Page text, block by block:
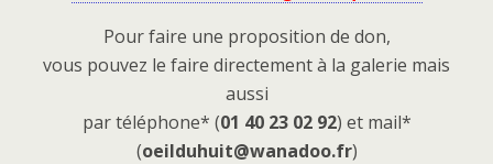
Pour faire une proposition de don,
vous pouvez le faire directement à la galerie mais
aussi
par téléphone* (01 40 23 02 92) et mail*
(oeilduhuit@wanadoo.fr)